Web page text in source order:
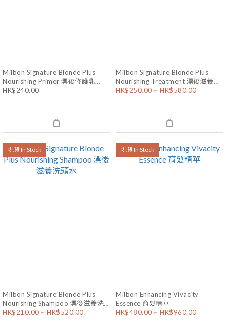
Milbon Signature Blonde Plus
Nourishing Primer 漂後修護乳
120mL
HK$240.00
Milbon Signature Blonde Plus
Nourishing Treatment 漂後滋養護
髮素
HK$250.00 ~ HK$580.00
現貨 In Stock
Milbon Signature Blonde Plus
Nourishing Shampoo 漂後滋養洗
頭水
HK$210.00 ~ HK$520.00
現貨 In Stock
Milbon Enhancing Vivacity
Essence 育髮精華
HK$480.00 ~ HK$960.00